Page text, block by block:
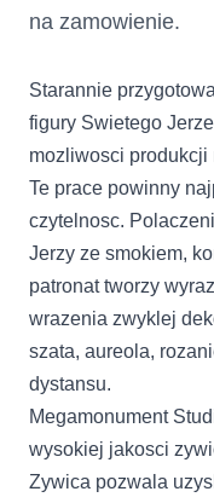
na zamowienie.
Starannie
figury Swietego
mozliwosci produkcji
Te prace powinny
czytelnosc.
Jerzy ze smokiem,
patronat tworzy
wrazenia zwyklej
szata, aureola,
dystansu.
Megamonument
wysokiej jakosci
Zywica pozwala